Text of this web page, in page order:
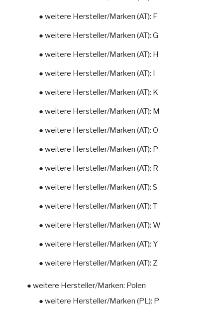
● weitere Hersteller/Marken (AT): F
● weitere Hersteller/Marken (AT): G
● weitere Hersteller/Marken (AT): H
● weitere Hersteller/Marken (AT): I
● weitere Hersteller/Marken (AT): K
● weitere Hersteller/Marken (AT): M
● weitere Hersteller/Marken (AT): O
● weitere Hersteller/Marken (AT): P
● weitere Hersteller/Marken (AT): R
● weitere Hersteller/Marken (AT): S
● weitere Hersteller/Marken (AT): T
● weitere Hersteller/Marken (AT): W
● weitere Hersteller/Marken (AT): Y
● weitere Hersteller/Marken (AT): Z
● weitere Hersteller/Marken: Polen
● weitere Hersteller/Marken (PL): P